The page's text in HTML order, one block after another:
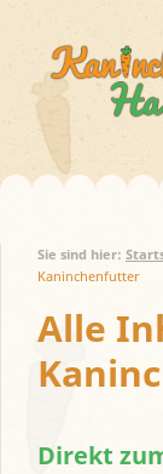
Sie sind hier:
Kaninchenfutter
Alle
Direkt